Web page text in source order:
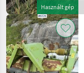
Használt gép